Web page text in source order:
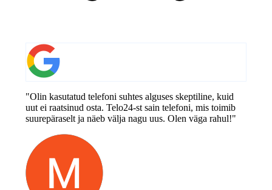
"Olin kasutatud telefoni suhtes alguses skeptiline, kuid
uut ei raatsinud osta. Telo24-st sain telefoni, mis toimib
suurepäraselt ja näeb välja nagu uus. Olen väga rahul!"